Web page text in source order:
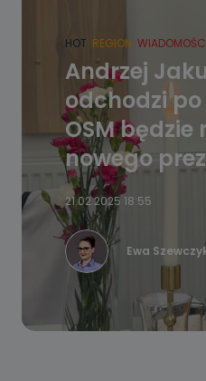
HOT REGION
Andrzej
odchodzi
OSM będzie
nowego
21.02.2025 18:55
Ewa